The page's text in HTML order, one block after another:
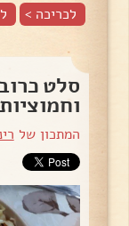
לכריכה >
סלט
וחמוציות
המתכון של